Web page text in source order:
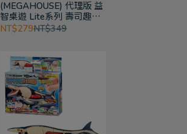
(MEGAHOUSE) 代理版 益
智桌遊 Lite系列 壽司趣味
拼圖
NT$279NT$349